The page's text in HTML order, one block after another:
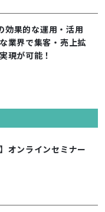
果的な運用・活用
業界で集客・売上拡
現が可能！
オンラインセミナー